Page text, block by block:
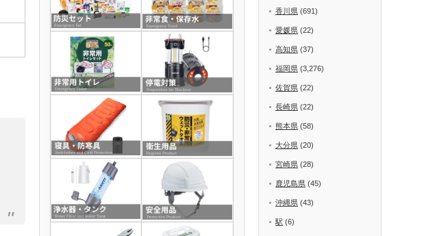
香川県 (691)
愛媛県 (22)
高知県 (37)
福岡県 (3,276)
佐賀県 (22)
長崎県 (22)
熊本県 (58)
大分県 (20)
宮崎県 (28)
鹿児島県 (45)
沖縄県 (43)
駅 (6)